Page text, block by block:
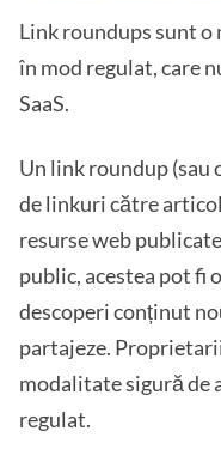
Link roundups sunt
în mod regulat, care
SaaS.
Un link roundup (sau
de linkuri către
resurse web
public, acestea pot fi
descoperi conținut
partajeze.
modalitate sigură de
regulat.